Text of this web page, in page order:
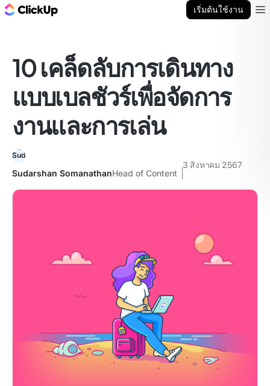
เริ่มต้นใช้งาน
10 เคล็ดลับการเดินทาง
แบบเบลชัวร์เพื่อจัดการ
งานและการเล่น
Sudarshan SomanathanHead of Content
3 สิงหาคม 2567